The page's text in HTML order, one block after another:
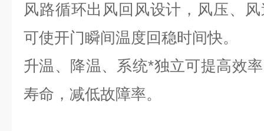
风路循环出风回风设计，风压、
可使开门瞬间温度回稳时间快。
升温、降温、系统*独立可提高效
寿命，减低故障率。